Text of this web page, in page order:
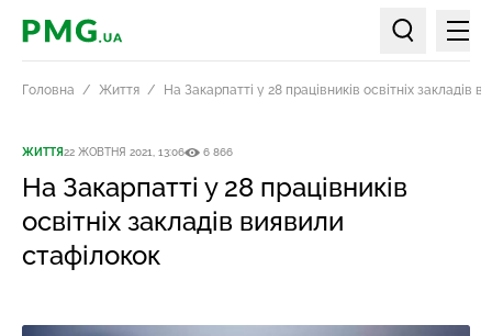
PMG.ua
Пошук по
Головна Життя На Закарпатті у 28 працівників освітніх закладів
ЖИТТЯ22 ЖОВТНЯ 2021, 13:06 6 866
На Закарпатті у 28 працівників
освітніх закладів виявили
стафілокок